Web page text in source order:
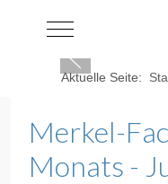
Mobile Menu Toggle
Aktuelle Seite:
Merkel-
Monats -